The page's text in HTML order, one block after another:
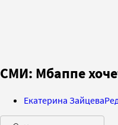
СМИ: Мбаппе
Екатерина Зайцева